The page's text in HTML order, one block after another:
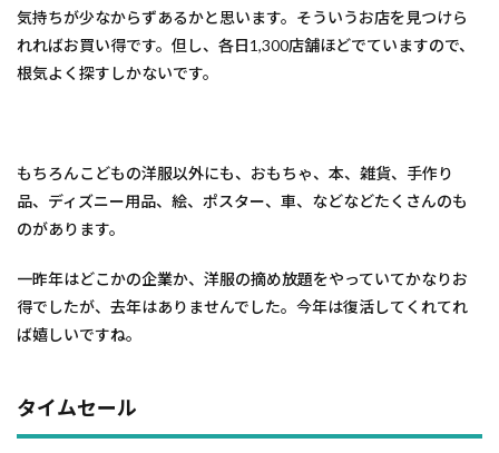
気持ちが少なからずあるかと思います。そういうお店を見つけら
れればお買い得です。但し、各日1,300店舗ほどでていますので、
根気よく探すしかないです。
もちろんこどもの洋服以外にも、おもちゃ、本、雑貨、手作り
品、ディズニー用品、絵、ポスター、車、などなどたくさんのも
のがあります。
一昨年はどこかの企業か、洋服の摘め放題をやっていてかなりお
得でしたが、去年はありませんでした。今年は復活してくれてれ
ば嬉しいですね。
タイムセール